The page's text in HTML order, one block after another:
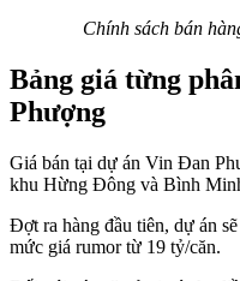
Chính sách bán
Bảng giá từng
Phượng
Giá bán tại dự án Vin Đan
khu Hừng Đông và Bình
Đợt ra hàng đầu tiên, dự án
mức giá rumor từ 19 tỷ/căn.